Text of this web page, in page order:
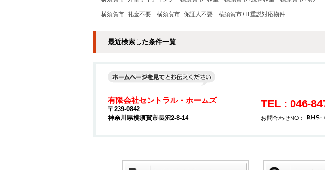
横須賀市+礼金不要 横須賀市+保証人不要 横須賀市+IT重説対応物件
最近検索した条件一覧
有限会社セントラル・ホームズ
〒239-0842
神奈川県横須賀市長沢2-8-14
TEL : 046-
お問合わせNO：